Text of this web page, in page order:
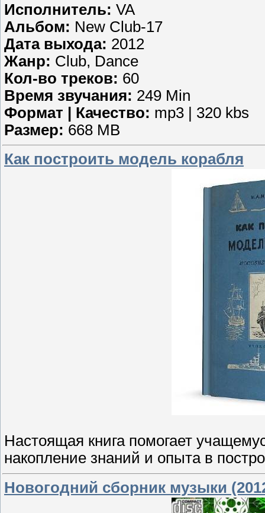
Исполнитель: VA
Альбом: New Club-17
Дата выхода: 2012
Жанр: Club, Dance
Кол-во треков: 60
Время звучания: 249 Min
Формат | Качество: mp3 | 320 kbs
Размер: 668 MB
Как построить модель корабля
Настоящая книга помогает
накопление знаний и опыта в
Новогодний сборник музыки